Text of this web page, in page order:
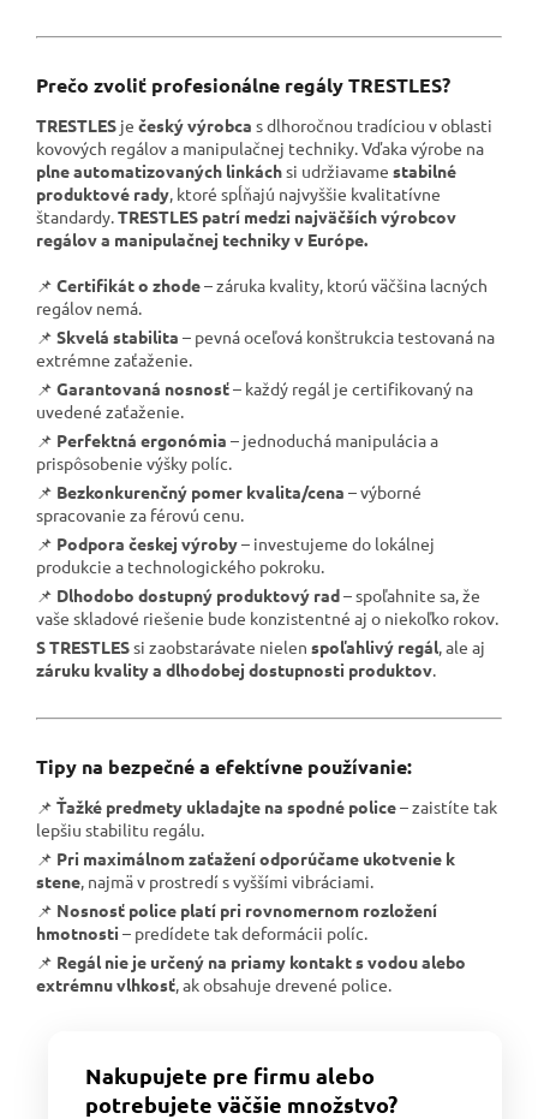
Prečo zvoliť profesionálne regály TRESTLES?
TRESTLES je český výrobca s dlhoročnou tradíciou v oblasti
kovových regálov a manipulačnej techniky. Vďaka výrobe na
plne automatizovaných linkáchsi udržiavame stabilné
produktové rady , ktoré spĺňajú najvyššie kvalitatívne
štandardy. TRESTLES patrí medzi najväčších výrobcov
regálov a manipulačnej techniky v Európe.
📌 Certifikát o zhode– záruka kvality, ktorú väčšina lacných
regálov nemá.
📌 Skvelá stabilita – pevná oceľová konštrukcia testovaná na
extrémne zaťaženie.
📌 Garantovaná nosnosť– každý regál je certifikovaný na
uvedené zaťaženie.
📌 Perfektná ergonómia – jednoduchá manipulácia a
prispôsobenie výšky políc.
📌 Bezkonkurenčný pomer kvalita/cena – výborné
spracovanie za férovú cenu.
📌 Podpora českej výroby– investujeme do lokálnej
produkcie a technologického pokroku.
📌 Dlhodobo dostupný produktový rad– spoľahnite sa, že
vaše skladové riešenie bude konzistentné aj o niekoľko rokov.
S TRESTLESsi zaobstarávate nielen spoľahlivý regál , ale aj
záruku kvality a dlhodobej dostupnosti produktov
Tipy na bezpečné a efektívne používanie:
📌 Ťažké predmety ukladajte na spodné police– zaistíte tak
lepšiu stabilitu regálu.
📌 Pri maximálnom zaťažení odporúčame ukotvenie k
stene , najmä v prostredí s vyššími vibráciami.
📌 Nosnosť police platí pri rovnomernom rozložení
hmotnosti – predídete tak deformácii políc.
📌 Regál nie je určený na priamy kontakt s vodou alebo
extrémnu vlhkosť , ak obsahuje drevené police.
Nakupujete pre firmu alebo
potrebujete väčšie množstvo?